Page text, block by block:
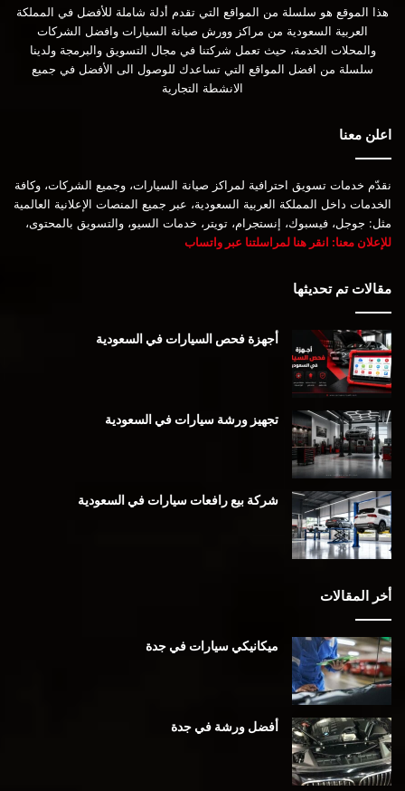
هذا الموقع هو سلسلة من المواقع التي تقدم أدلة شاملة للأفضل في المملكة
العربية السعودية من مراكز وورش صيانة السيارات وافضل الشركات
والمحلات الخدمة، حيث تعمل شركتنا في مجال التسويق والبرمجة ولدينا
سلسلة من افضل المواقع التي تساعدك للوصول الى الأفضل في جميع
الانشطة التجارية
اعلن معنا
نقدّم خدمات تسويق احترافية لمراكز صيانة السيارات، وجميع الشركات، وكافة
الخدمات داخل المملكة العربية السعودية، عبر جميع المنصات الإعلانية العالمية
مثل: جوجل، فيسبوك، إنستجرام، تويتر، خدمات السيو، والتسويق بالمحتوى،
للإعلان معنا: انقر هنا لمراسلتنا عبر واتساب
مقالات تم تحديثها
أجهزة فحص السيارات في السعودية
تجهيز ورشة سيارات في السعودية
شركة بيع رافعات سيارات في السعودية
أخر المقالات
ميكانيكي سيارات في جدة
أفضل ورشة في جدة